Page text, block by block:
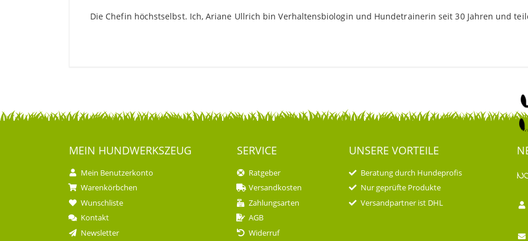
Die Chefin höchstselbst. Ich, Ariane Ullrich bin Verhaltensbiologin und Hundetrainerin seit 30 Jahren und
MEIN HUND­WERKSZEUG
Mein Benutzerkonto
Warenkörbchen
Wunschliste
Kontakt
Newsletter
SERVICE
Ratgeber
Versandkosten
Zahlungsarten
AGB
Widerruf
UNSERE VORTEILE
Beratung durch Hundeprofis
Nur geprüfte Produkte
Versandpartner ist DHL